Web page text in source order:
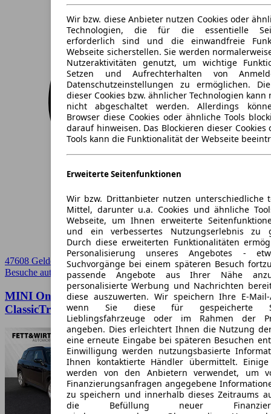
Wir bzw. diese Anbieter nutzen Cookies oder
Technologien, die für die essentielle
erforderlich sind und die einwandfreie
Webseite sicherstellen. Sie werden
Nutzeraktivitäten genutzt, um wichtige
Setzen und Aufrechterhalten von
Datenschutzeinstellungen zu ermöglichen.
dieser Cookies bzw. ähnlicher Technologien kann
nicht abgeschaltet werden. Allerdings
Browser diese Cookies oder ähnliche Tools
darauf hinweisen. Das Blockieren dieser
Tools kann die Funktionalität der Webseite
Erweiterte Seitenfunktionen
Wir bzw. Drittanbieter nutzen unterschiedliche
Mittel, darunter u.a. Cookies und ähnliche
Webseite, um Ihnen erweiterte
und ein verbessertes Nutzungserlebnis zu
Durch diese erweiterten Funktionalitäten
Personalisierung unseres Angebotes -
Suchvorgänge bei einem späteren Besuch
passende Angebote aus Ihrer Nähe
personalisierte Werbung und Nachrichten
diese auszuwerten. Wir speichern Ihre E-Mail-
wenn Sie diese für gespeicherte
Lieblingsfahrzeuge oder im Rahmen der
angeben. Dies erleichtert Ihnen die Nutzung
eine erneute Eingabe bei späteren Besuchen
Einwilligung werden nutzungsbasierte
Ihnen kontaktierte Händler übermittelt. Einige
werden von den Anbietern verwendet, um
Finanzierungsanfragen angegebene
zu speichern und innerhalb dieses Zeitraums
die Befüllung neuer
47608 Geldern
Besuche autoscout24.de➚
MINI One D Countryman Countryman D
ClassicTrim|Head-Up|Panorama